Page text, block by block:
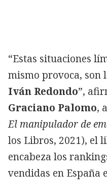
“Estas situaciones
mismo provoca, son
Iván Redondo”,
Graciano Palomo,
El manipulador de
los Libros, 2021), el
encabeza los
vendidas en España